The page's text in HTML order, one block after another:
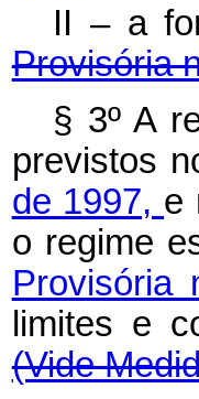
II – a
Provisória
§ 3º A
previstos
de 1997, e
o regime
Provisória
limites e
(Vide